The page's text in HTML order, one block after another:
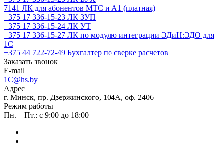
7141 ЛК для абонентов МТС и А1 (платная)
+375 17 336-15-23 ЛК ЗУП
+375 17 336-15-24 ЛК УТ
+375 17 336-15-27 ЛК по модулю интеграции ЭДиН:ЭДО для
1С
+375 44 722-72-49 Бухгалтер по сверке расчетов
Заказать звонок
E-mail
1C@hs.by
Адрес
г. Минск, пр. Дзержинского, 104А, оф. 2406
Режим работы
Пн. – Пт.: с 9:00 до 18:00